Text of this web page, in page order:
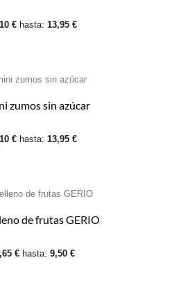
€ hasta: 13,95 €
zumos sin azúcar
€ hasta: 13,95 €
de frutas GERIO
€ hasta: 9,50 €